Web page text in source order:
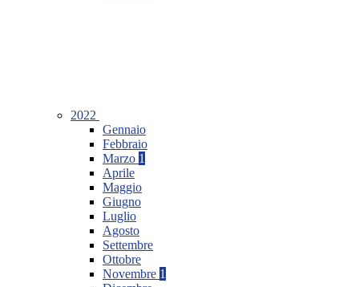
2022
Gennaio
Febbraio
Marzo 1
Aprile
Maggio
Giugno
Luglio
Agosto
Settembre
Ottobre
Novembre 1